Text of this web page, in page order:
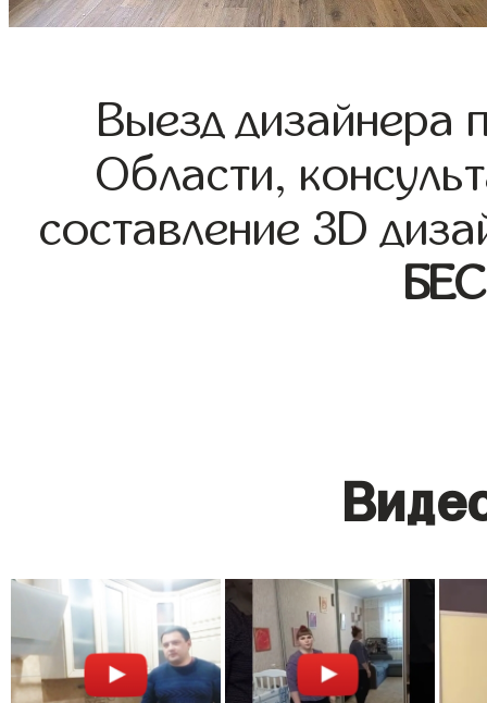
Выезд дизайнера
Области,
составление 3D